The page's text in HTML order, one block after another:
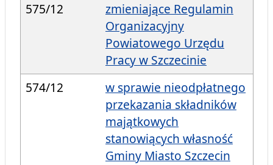
575/12
zmieniające Regulamin
Organizacyjny
Powiatowego Urzędu
Pracy w Szczecinie
574/12
w sprawie nieodpłatnego
przekazania składników
majątkowych
stanowiących własność
Gminy Miasto Szczecin